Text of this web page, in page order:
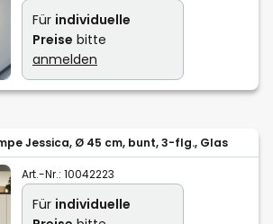
Für individuelle
Preise bitte
anmelden
Jessica, Ø 45 cm, bunt, 3-flg., Glas
Art.-Nr.: 10042223
Für individuelle